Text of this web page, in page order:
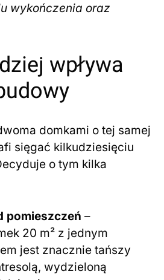
wykończenia oraz
wpływa
domkami o tej samej
sięgać kilkudziesięciu
o tym kilka
pomieszczeń –
20 m² z jednym
jest znacznie tańszy
wydzieloną